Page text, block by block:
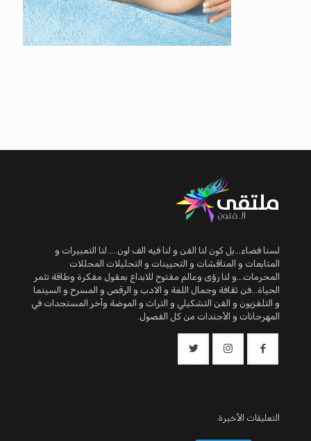
لسنا فضاء...بل كون لنا الفن و لنا فيه الف لون.... لنا التعبيرات و
المتابعات و المناقشات و التحيينات و التحليلات المحللات
المحرمات...و لنا رؤى وعالم مفتوح للابداع بعقول مفكرة وطاقة تثمر
الحياة...فن ثقافة وجمال اللغة و الادب و الرقص و المسرح و السينما
و التلفزيون و الفن التشكيلي و التراث و الموضة وأخر المستجدات في
المهرجانات و الأجندات من كل الفصول.
التعليقات الأخيرة